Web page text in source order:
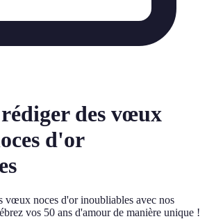
des vœux
d'or
vœux noces d'or inoubliables avec nos
vos 50 ans d'amour de manière unique !